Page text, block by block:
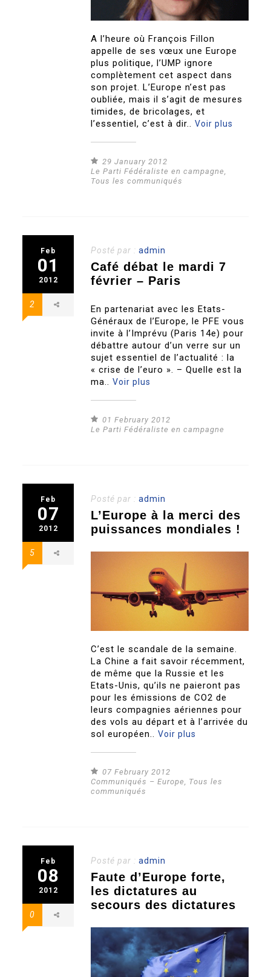
A l’heure où François Fillon
appelle de ses vœux une Europe
plus politique, l’UMP ignore
complètement cet aspect dans
son projet. L’Europe n’est pas
oubliée, mais il s’agit de mesures
timides, de bricolages, et
l’essentiel, c’est à dir..Voir plus
29 January 2012
Le Parti Fédéraliste en campagne,
Tous les communiqués
Feb
01
2012
2
Posté par :admin
Café débat le mardi 7
février – Paris
En partenariat avec les Etats-
Généraux de l’Europe, le PFE vous
invite à l’Imprévu (Paris 14e) pour
débattre autour d’un verre sur un
sujet essentiel de l’actualité : la
« crise de l’euro ». – Quelle est la
ma..Voir plus
01 February 2012
Le Parti Fédéraliste en campagne
Feb
07
2012
5
Posté par :admin
L’Europe à la merci des
puissances mondiales !
C’est le scandale de la semaine.
La Chine a fait savoir récemment,
de même que la Russie et les
Etats-Unis, qu’ils ne paieront pas
pour les émissions de CO2 de
leurs compagnies aériennes pour
des vols au départ et à l’arrivée du
sol européen..Voir plus
07 February 2012
Communiqués – Europe
Tous les
communiqués
Feb
08
2012
0
Posté par :admin
Faute d’Europe forte,
les dictatures au
secours des dictatures